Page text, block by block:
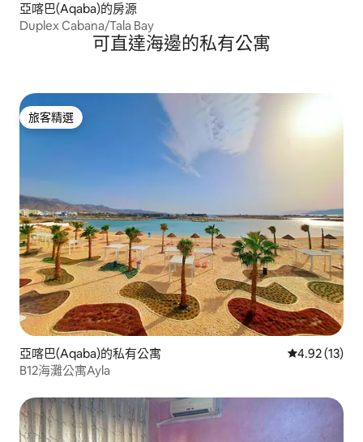
亞喀巴(Aqaba)的房源
Duplex Cabana/Tala Bay
可直達海邊的私有公寓
旅客精選
旅客精選
亞喀巴(Aqaba)的私有公寓 從 13 則評價
4.92 (13)
B12海灘公寓Ayla